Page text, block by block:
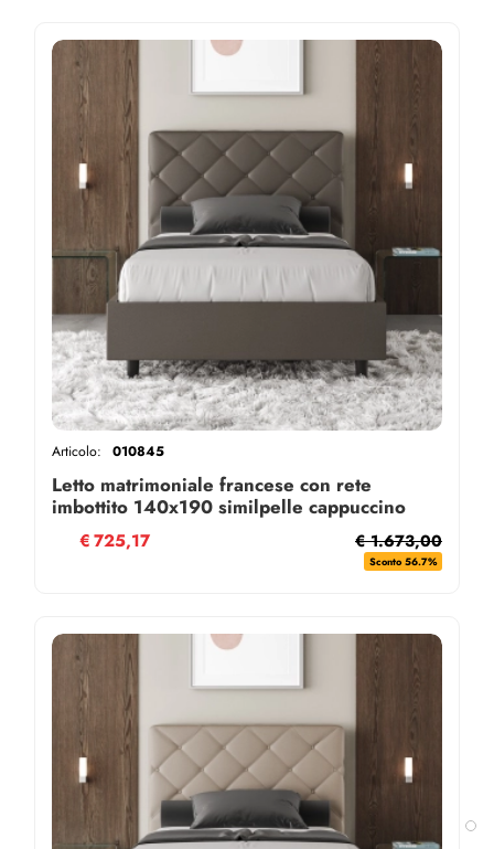
Letto matrimoniale francese con rete
imbottito 140x190 similpelle cappuccino
Priya
Articolo: 010845
€ 1.673,00
Sconto 56.7%
€725,17